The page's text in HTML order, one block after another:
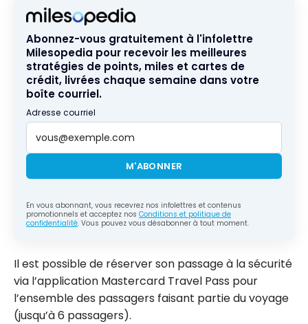
Abonnez-vous gratuitement à l'infolettre
Milesopedia pour recevoir les meilleures
stratégies de points, miles et cartes de
crédit, livrées chaque semaine dans votre
boîte courriel.
Adresse courriel
M'ABONNER
En vous abonnant, vous recevrez nos infolettres et contenus
promotionnels et acceptez nos Conditions et politique de
confidentialité. Vous pouvez vous désabonner à tout moment.
Il est possible de réserver son passage à la sécurité
via l’application Mastercard Travel Pass pour
l’ensemble des passagers faisant partie du voyage
(jusqu’à 6 passagers).